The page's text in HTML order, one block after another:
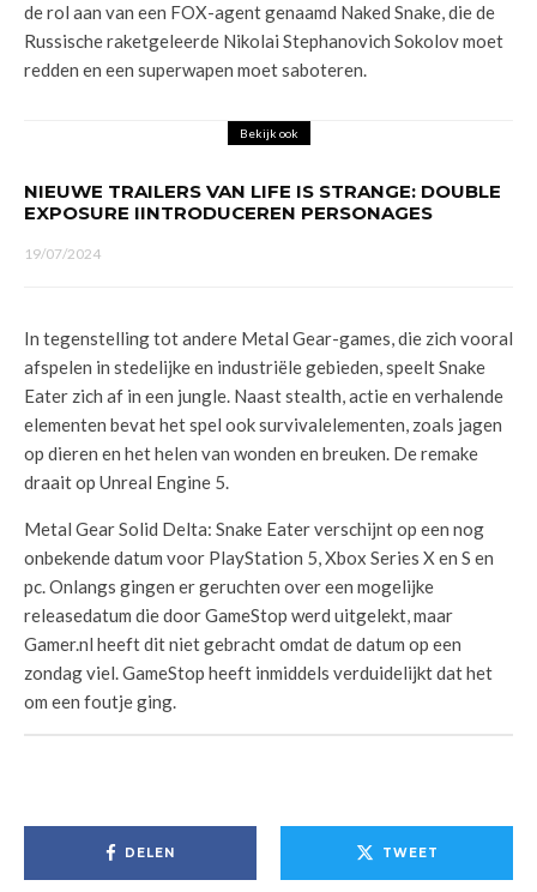
de rol aan van een FOX-agent genaamd Naked Snake, die de
Russische raketgeleerde Nikolai Stephanovich Sokolov moet
redden en een superwapen moet saboteren.
Bekijk ook
NIEUWE TRAILERS VAN LIFE IS STRANGE: DOUBLE
EXPOSURE IINTRODUCEREN PERSONAGES
19/07/2024
In tegenstelling tot andere Metal Gear-games, die zich vooral
afspelen in stedelijke en industriële gebieden, speelt Snake
Eater zich af in een jungle. Naast stealth, actie en verhalende
elementen bevat het spel ook survivalelementen, zoals jagen
op dieren en het helen van wonden en breuken. De remake
draait op Unreal Engine 5.
Metal Gear Solid Delta: Snake Eater verschijnt op een nog
onbekende datum voor PlayStation 5, Xbox Series X en S en
pc. Onlangs gingen er geruchten over een mogelijke
releasedatum die door GameStop werd uitgelekt, maar
Gamer.nl heeft dit niet gebracht omdat de datum op een
zondag viel. GameStop heeft inmiddels verduidelijkt dat het
om een foutje ging.
DELEN TWEET